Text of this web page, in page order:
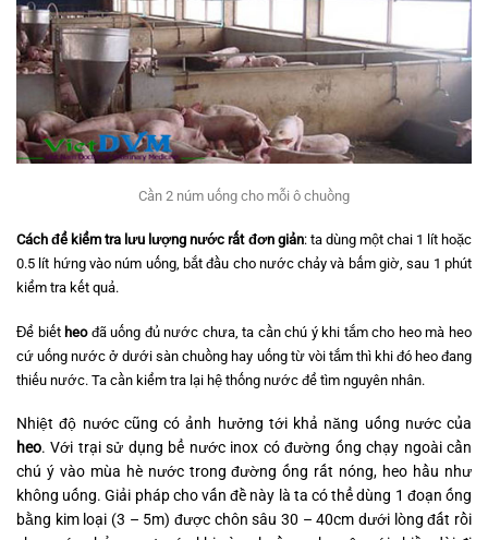
Cần 2 núm uống cho mỗi ô chuồng
Cách để kiểm tra lưu lượng nước rất đơn giản: ta dùng một chai 1 lít hoặc
0.5 lít hứng vào núm uống, bắt đầu cho nước chảy và bấm giờ, sau 1 phút
kiểm tra kết quả.
Để biết heođã uống đủ nước chưa, ta cần chú ý khi tắm cho heo mà heo
cứ uống nước ở dưới sàn chuồng hay uống từ vòi tắm thì khi đó heo đang
thiếu nước. Ta cần kiểm tra lại hệ thống nước để tìm nguyên nhân.
Nhiệt độ nước cũng có ảnh hưởng tới khả năng uống nước của
heo. Với trại sử dụng bể nước inox có đường ống chạy ngoài cần
chú ý vào mùa hè nước trong đường ống rất nóng, heo hầu như
không uống. Giải pháp cho vấn đề này là ta có thể dùng 1 đoạn ống
bằng kim loại (3 – 5m) được chôn sâu 30 – 40cm dưới lòng đất rồi